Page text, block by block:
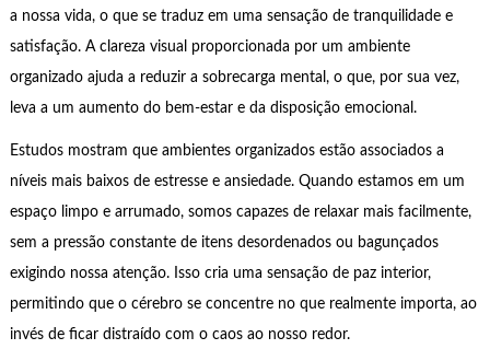
a nossa vida, o que se traduz em uma sensação de tranquilidade e
satisfação. A clareza visual proporcionada por um ambiente
organizado ajuda a reduzir a sobrecarga mental, o que, por sua vez,
leva a um aumento do bem-estar e da disposição emocional.
Estudos mostram que ambientes organizados estão associados a
níveis mais baixos de estresse e ansiedade. Quando estamos em um
espaço limpo e arrumado, somos capazes de relaxar mais facilmente,
sem a pressão constante de itens desordenados ou bagunçados
exigindo nossa atenção. Isso cria uma sensação de paz interior,
permitindo que o cérebro se concentre no que realmente importa, ao
invés de ficar distraído com o caos ao nosso redor.